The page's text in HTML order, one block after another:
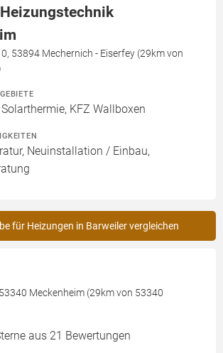
53894 Mechernich - Eiserfey (29km von
KFZ Wallboxen
Neuinstallation / Einbau,
für Heizungen in Barweiler vergleichen
Meckenheim (29km von 53340
aus 21 Bewertungen